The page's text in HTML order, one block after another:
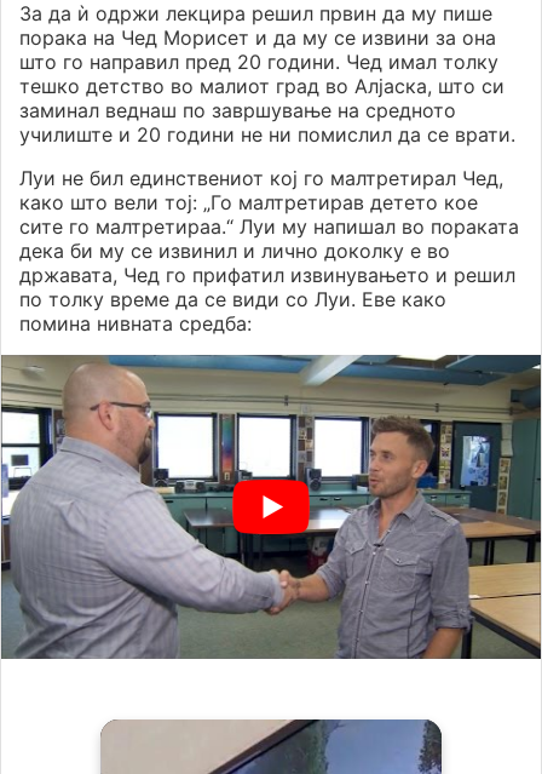
За да ѝ одржи лекцира решил првин да му пише
порака на Чед Морисет и да му се извини за она
што го направил пред 20 години. Чед имал толку
тешко детство во малиот град во Алјаска, што си
заминал веднаш по завршување на средното
училиште и 20 години не ни помислил да се врати.
Луи не бил единствениот кој го малтретирал Чед,
како што вели тој: „Го малтретирав детето кое
сите го малтретираа.“ Луи му напишал во пораката
дека би му се извинил и лично доколку е во
државата, Чед го прифатил извинувањето и решил
по толку време да се види со Луи. Еве како
помина нивната средба: